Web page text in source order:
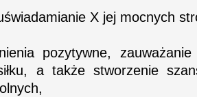
X jej mocnych
pozytywne,
a także stworzenie